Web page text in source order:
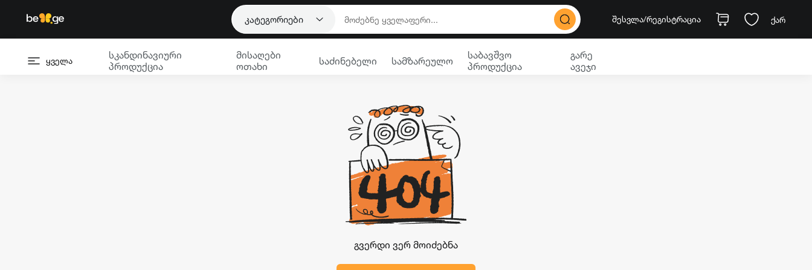
კატეგორიები შესვლა/რეგისტრაცია ქარ
ყველა
სკანდინავიური
პროდუქცია
მისაღები
ოთახი
საძინებელი სამზარეულო
საბავშვო
პროდუქცია
გარე
ავეჯი
გვერდი ვერ მოიძებნა